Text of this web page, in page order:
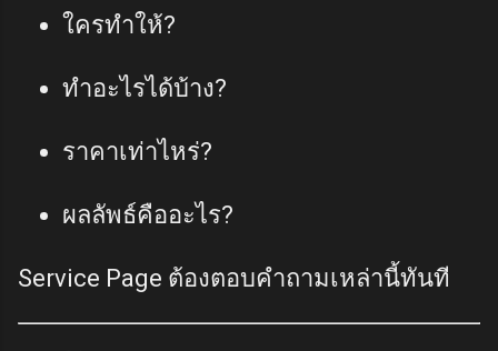
ใครทำให้?
ทำอะไรได้บ้าง?
ราคาเท่าไหร่?
ผลลัพธ์คืออะไร?
Service Page ต้องตอบคำถามเหล่านี้ทันที